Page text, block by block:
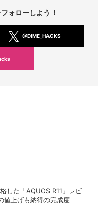
ォローしよう！
@DIME_HACKS
した「AQUOS R11」レビ
値上げも納得の完成度